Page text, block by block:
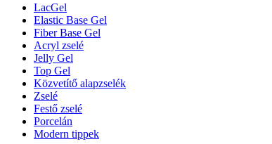
LacGel
Elastic Base Gel
Fiber Base Gel
Acryl zselé
Jelly Gel
Top Gel
Közvetítő alapzselék
Zselé
Festő zselé
Porcelán
Modern tippek